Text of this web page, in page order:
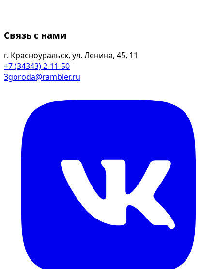
Связь с нами
г. Красноуральск, ул. Ленина, 45, 11
+7 (34343) 2-11-50
3goroda@rambler.ru